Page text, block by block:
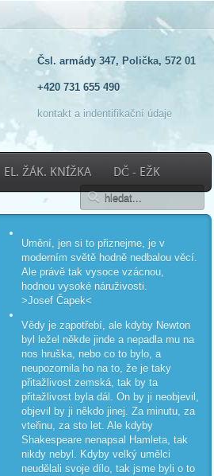
Čsl. armády 347, Polička, 572 01
+420 731 655 490
kontakt a indentifikační údaje
EL. ŽÁK. KNÍŽKA DČ - EŽK
Umění, jen si to přiznejme, je v
moderním světě hodně nedbalou věcí.
Ale právě tak vysoce vzácnou,
hodnou vysoké náruživosti.
>Josef Čapek<
Vědy je zapotřebí, ale kdyby Newton
byl ležel někde jinde a nepadla mu na
nos hruška, nebo co to bylo, a
neupozornila ho na to, že je taky
přitažlivost zemská, tak by ta
přitažlivost byla dál. On by ji neobjevil,
objevil by ji někdo jinej. Za minutu, za
vteřinu, za sto let. Ale kdyby
Shakespeare nenapsal Hamleta, tak
nikdy nebyl. Kdyby velký umělci
neudělali svoje dílo, tak jsme byli o to